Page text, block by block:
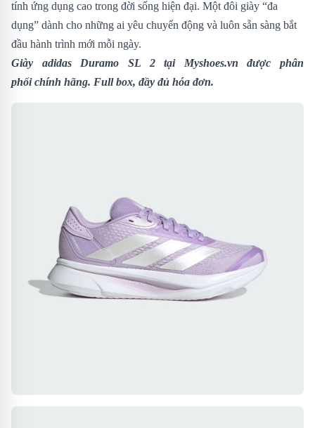
tính ứng dụng cao trong đời sống hiện đại. Một đôi giày “đa
dụng” dành cho những ai yêu chuyển động và luôn sẵn sàng bắt
đầu hành trình mới mỗi ngày.
Giày adidas Duramo SL 2tại Myshoes.vn được phân
phối chính hãng. Full box, đầy đủ hóa đơn.